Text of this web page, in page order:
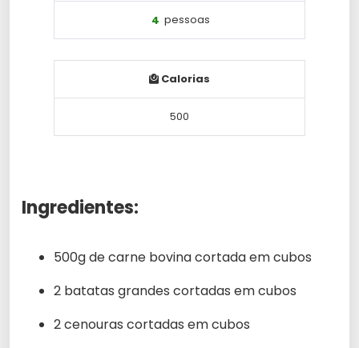
4 pessoas
Calorias
500
Ingredientes:
500g de carne bovina cortada em cubos
2 batatas grandes cortadas em cubos
2 cenouras cortadas em cubos